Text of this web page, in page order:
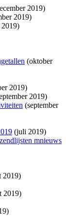
2019)
2019)
2019)
(oktober
2019)
2019)
(september
(juli 2019)
mnieuws
2019)
2019)